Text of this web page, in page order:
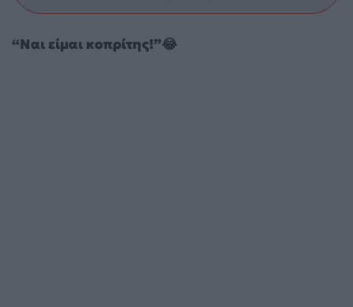
“Ναι είμαι κοπρίτης!”😂